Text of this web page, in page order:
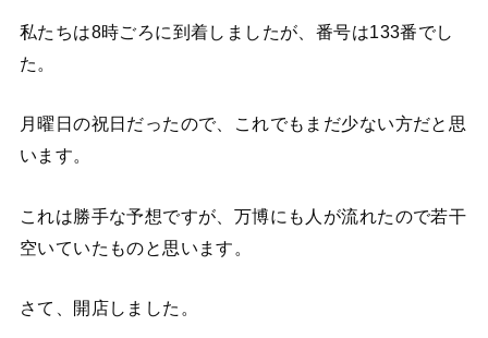
私たちは8時ごろに到着しましたが、番号は133番でし
た。
月曜日の祝日だったので、これでもまだ少ない方だと思
います。
これは勝手な予想ですが、万博にも人が流れたので若干
空いていたものと思います。
さて、開店しました。